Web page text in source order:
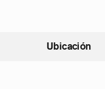
Ubicación